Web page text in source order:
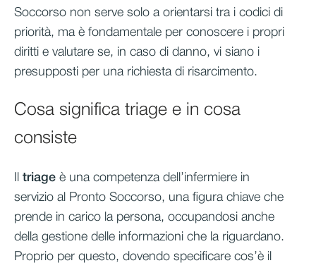
Soccorso non serve solo a orientarsi tra i codici di
priorità, ma è fondamentale per conoscere i propri
diritti e valutare se, in caso di danno, vi siano i
presupposti per una richiesta di risarcimento.
Cosa significa triage e in cosa
consiste
triage è una competenza dell’infermiere in
servizio al Pronto Soccorso, una figura chiave che
prende in carico la persona, occupandosi anche
della gestione delle informazioni che la riguardano.
Proprio per questo, dovendo specificare cos’è il